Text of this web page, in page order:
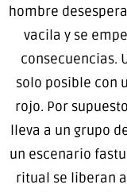
hombre
vacila y se
consecuencias.
solo posible con
rojo. Por
lleva a un grupo
un escenario
ritual se liberan